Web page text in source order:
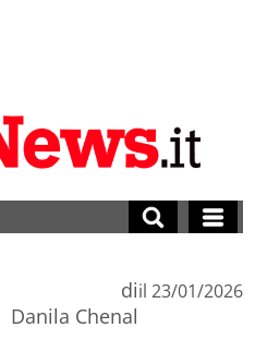
di
Danila Chenal
il 23/01/2026